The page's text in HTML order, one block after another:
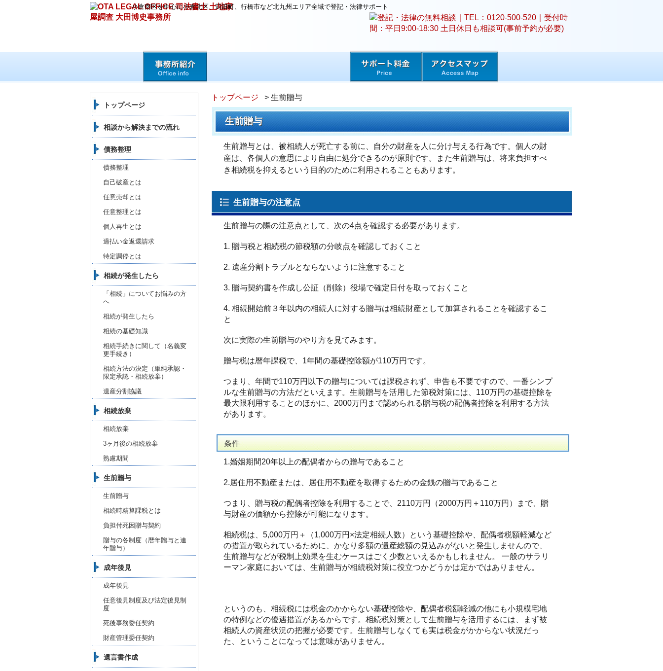
小倉南区を中心に小倉北区、苅田町、行橋市など北九州エリア全域で登記・法律サポート
トップページ > 生前贈与
生前贈与
生前贈与とは、被相続人が死亡する前に、自分の財産を人に分け与える行為です。個人の財
産は、各個人の意思により自由に処分できるのが原則です。また生前贈与は、将来負担すべ
き相続税を抑えるという目的のために利用されることもあります。
生前贈与の注意点
生前贈与の際の注意点として、次の4点を確認する必要があります。
1. 贈与税と相続税の節税額の分岐点を確認しておくこと
2. 遺産分割トラブルとならないように注意すること
3. 贈与契約書を作成し公証（削除）役場で確定日付を取っておくこと
4. 相続開始前３年以内の相続人に対する贈与は相続財産として加算されることを確認するこ
と
次に実際の生前贈与のやり方を見てみます。
贈与税は暦年課税で、1年間の基礎控除額が110万円です。
つまり、年間で110万円以下の贈与については課税されず、申告も不要ですので、一番シンプ
ルな生前贈与の方法だといえます。生前贈与を活用した節税対策には、110万円の基礎控除を
最大限利用することのほかに、2000万円まで認められる贈与税の配偶者控除を利用する方法
があります。
条件
1.婚姻期間20年以上の配偶者からの贈与であること
2.居住用不動産または、居住用不動産を取得するための金銭の贈与であること
つまり、贈与税の配偶者控除を利用することで、2110万円（2000万円＋110万円）まで、贈
与財産の価額から控除が可能になります。
相続税は、5,000万円＋（1,000万円×法定相続人数）という基礎控除や、配偶者税額軽減など
の措置が取られているために、かなり多額の遺産総額の見込みがないと発生しませんので、
生前贈与などが税制上効果を生むケースはごく少数といえるかもしれません。 一般のサラリ
ーマン家庭においては、生前贈与が相続税対策に役立つかどうかは定かではありません。
というのも、相続税には税金のかからない基礎控除や、配偶者税額軽減の他にも小規模宅地
の特例などの優遇措置があるからです。相続税対策として生前贈与を活用するには、まず被
相続人の資産状況の把握が必要です。生前贈与しなくても実は税金がかからない状況だっ
た、ということになっては意味がありません。
トップページ
相談から解決までの流れ
債務整理
債務整理
自己破産とは
任意売却とは
任意整理とは
個人再生とは
過払い金返還請求
特定調停とは
相続が発生したら
「相続」についてお悩みの方
へ
相続が発生したら
相続の基礎知識
相続手続きに関して（名義変
更手続き）
相続方法の決定（単純承認・
限定承認・相続放棄）
遺産分割協議
相続放棄
相続放棄
3ヶ月後の相続放棄
熟慮期間
生前贈与
生前贈与
相続時精算課税とは
負担付死因贈与契約
贈与の各制度（暦年贈与と連
年贈与）
成年後見
成年後見
任意後見制度及び法定後見制
度
死後事務委任契約
財産管理委任契約
遺言書作成